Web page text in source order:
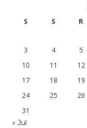
S
S R
3
4 5
10
11 12
17
18 19
24
25 26
31
« Jul